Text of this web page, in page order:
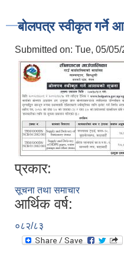
बोलपत्र स्वीकृत गर्ने
Submitted on: Tue, 05/
प्रकार:
सूचना तथा समाचार
आर्थिक वर्ष:
०८२/८३